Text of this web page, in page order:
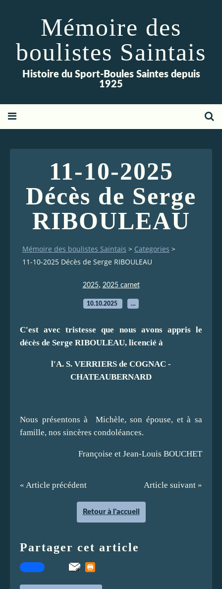
Mémoire des
boulistes Saintais
Histoire du Sport-Boules Saintes depuis
1925
11-10-2025
Décès de Serge
RIBOULEAU
Mémoire des boulistes Saintais > Categories >
11-10-2025 Décès de Serge RIBOULEAU
2025, 2025 carnet
10.10.2025 …
C'est avec tristesse que nous avons appris le
décès de Serge RIBOULEAU, licencié à
l'A. S. VERRIERS de COGNAC -
CHATEAUBERNARD
Nous présentons à Michèle, son épouse, et à sa
famille, nos sincères condoléances.
Françoise et Jean-Louis BOUCHET
« Article précédent Article suivant »
Retour à l'accueil
Partager cet article